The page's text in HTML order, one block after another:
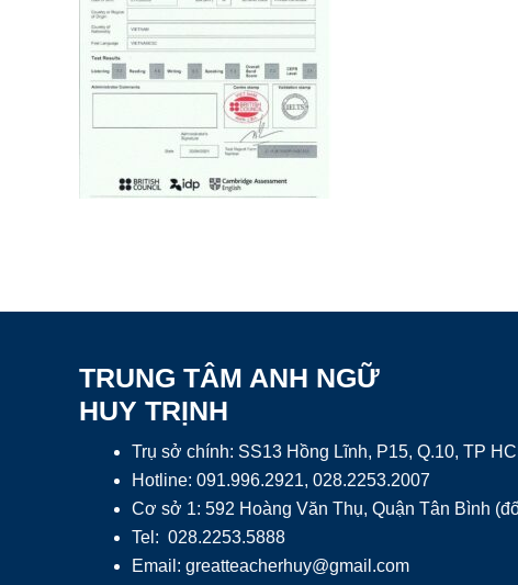
TRUNG TÂM ANH NGỮ
HUY TRỊNH
Trụ sở chính: SS13 Hồng Lĩnh, P15, Q.10, TP
Hotline: 091.996.2921, 028.2253.2007
Cơ sở 1: 592 Hoàng Văn Thụ, Quận Tân Bình
Tel: 028.2253.5888
Email: greatteacherhuy@gmail.com